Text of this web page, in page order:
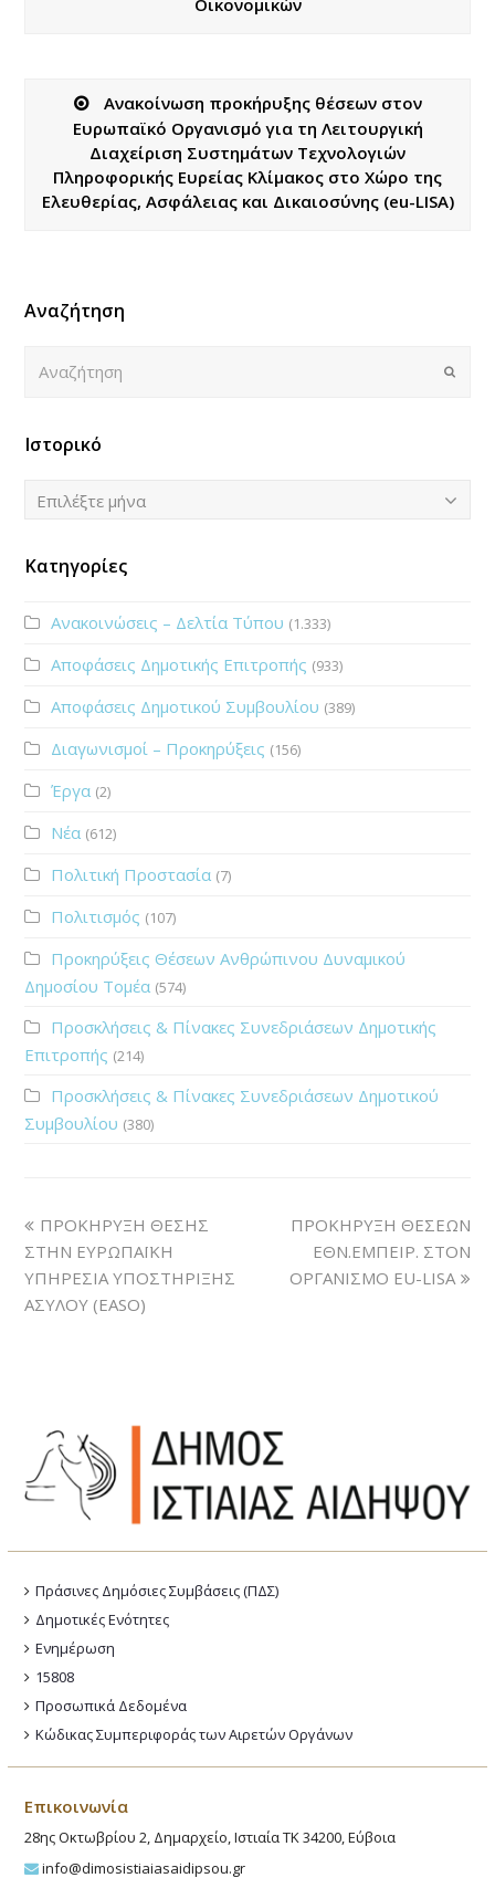
Ανακοίνωση προκήρυξης θέσεων στoν
Ευρωπαϊκό Οργανισμό για τη Λειτουργική
Διαχείριση Συστημάτων Τεχνολογιών
Πληροφορικής Ευρείας Κλίμακος στο Χώρο της
Ελευθερίας, Ασφάλειας και Δικαιοσύνης (eu-LISA)
Αναζήτηση
Submit
Ιστορικό
Ιστορικό
Επιλέξτε μήνα
Κατηγορίες
Ανακοινώσεις – Δελτία Τύπου (1.333)
Αποφάσεις Δημοτικής Επιτροπής (933)
Αποφάσεις Δημοτικού Συμβουλίου (389)
Διαγωνισμοί – Προκηρύξεις (156)
Έργα (2)
Νέα (612)
Πολιτική Προστασία (7)
Πολιτισμός (107)
Προκηρύξεις Θέσεων Ανθρώπινου Δυναμικού
Δημοσίου Τομέα (574)
Προσκλήσεις & Πίνακες Συνεδριάσεων Δημοτικής
Επιτροπής (214)
Προσκλήσεις & Πίνακες Συνεδριάσεων Δημοτικού
Συμβουλίου (380)
ΠΡΟΚΗΡΥΞΗ ΘΕΣΗΣ
ΣΤΗΝ ΕΥΡΩΠΑΪΚΗ
ΥΠΗΡΕΣΙΑ ΥΠΟΣΤΗΡΙΞΗΣ
ΑΣΥΛΟΥ (EASO)
ΠΡΟΚΗΡΥΞΗ ΘΕΣΕΩΝ
ΕΘΝ.ΕΜΠΕΙΡ. ΣΤΟΝ
ΟΡΓΑΝΙΣΜΟ EU-LISA
Πράσινες Δημόσιες Συμβάσεις (ΠΔΣ)
Δημοτικές Ενότητες
Ενημέρωση
15808
Προσωπικά Δεδομένα
Κώδικας Συμπεριφοράς των Αιρετών Οργάνων
Επικοινωνία
28ης Οκτωβρίου 2, Δημαρχείο, Ιστιαία ΤΚ 34200, Εύβοια
info@dimosistiaiasaidipsou.gr